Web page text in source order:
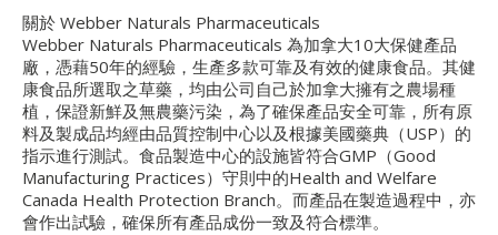
關於 Webber Naturals Pharmaceuticals
Webber Naturals Pharmaceuticals 為加拿大10大保健產品
廠，憑藉50年的經驗，生產多款可靠及有效的健康食品。其健
康食品所選取之草藥，均由公司自己於加拿大擁有之農場種
植，保證新鮮及無農藥污染，為了確保產品安全可靠，所有原
料及製成品均經由品質控制中心以及根據美國藥典（USP）的
指示進行測試。食品製造中心的設施皆符合GMP（Good
Manufacturing Practices）守則中的Health and Welfare
Canada Health Protection Branch。而產品在製造過程中，亦
會作出試驗，確保所有產品成份一致及符合標準。